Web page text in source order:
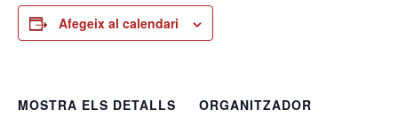
Afegeix al calendari
MOSTRA ELS DETALLS
ORGANITZADOR